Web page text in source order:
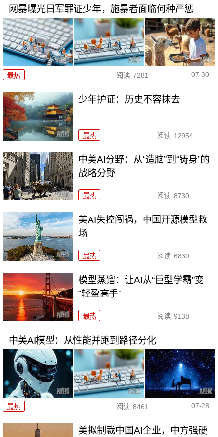
网暴曝光日军罪证少年，施暴者面临何种严惩
最热 阅读 7281 07-30
少年护证：历史不容抹去
最热 阅读 12954
中美AI分野：从“造脑”到“铸身”的
战略分野
最热 阅读 8730
美AI失控闯祸，中国开源模型救
场
最热 阅读 6830
模型蒸馏：让AI从“巨型学霸”变
“轻盈高手”
最热 阅读 9138
中美AI模型：从性能并跑到路径分化
最热 阅读 8461 07-28
美拟制裁中国AI企业，中方强硬